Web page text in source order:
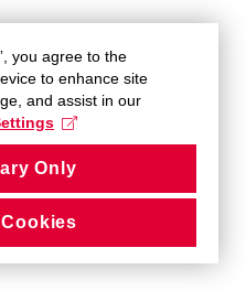
you agree to the
to enhance site
and assist in our
Only